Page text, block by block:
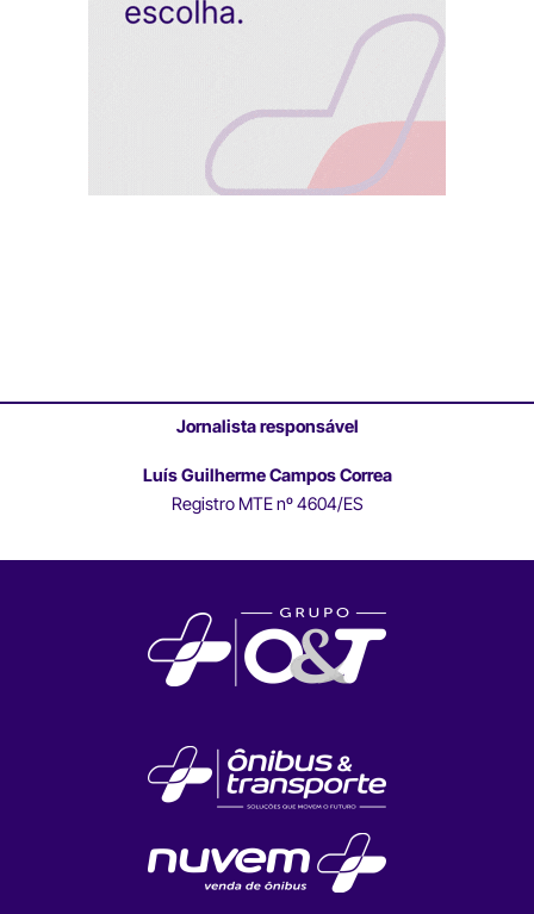
Jornalista responsável
Luís Guilherme Campos Correa
Registro MTE nº 4604/ES